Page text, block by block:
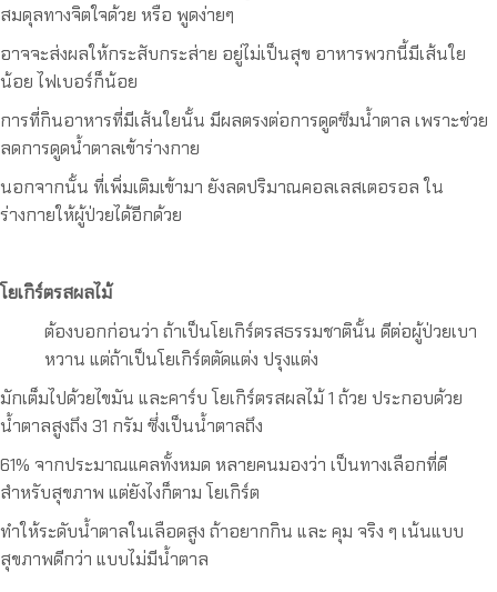
สมดุลทางจิตใจด้วย หรือ พูดง่ายๆ
อาจจะส่งผลให้กระสับกระส่าย อยู่ไม่เป็นสุข อาหารพวกนี้มีเส้นใย
น้อย ไฟเบอร์ก็น้อย
การที่กินอาหารที่มีเส้นใยนั้น มีผลตรงต่อการดูดซึมน้ำตาล เพราะช่วย
ลดการดูดน้ำตาลเข้าร่างกาย
นอกจากนั้น ที่เพิ่มเติมเข้ามา ยังลดปริมาณคอลเลสเตอรอล ใน
ร่างกายให้ผู้ป่วยได้อีกด้วย
โยเกิร์ตรสผลไม้
ต้องบอกก่อนว่า ถ้าเป็นโยเกิร์ตรสธรรมชาตินั้น ดีต่อผู้ป่วยเบา
หวาน แต่ถ้าเป็นโยเกิร์ตตัดแต่ง ปรุงแต่ง
มักเต็มไปด้วยไขมัน และคาร์บ โยเกิร์ตรสผลไม้ 1 ถ้วย ประกอบด้วย
น้ำตาลสูงถึง 31 กรัม ซึ่งเป็นน้ำตาลถึง
61% จากประมาณแคลทั้งหมด หลายคนมองว่า เป็นทางเลือกที่ดี
สำหรับสุขภาพ แต่ยังไงก็ตาม โยเกิร์ต
ทำให้ระดับน้ำตาลในเลือดสูง ถ้าอยากกิน และ คุม จริง ๆ เน้นแบบ
สุขภาพดีกว่า แบบไม่มีน้ำตาล